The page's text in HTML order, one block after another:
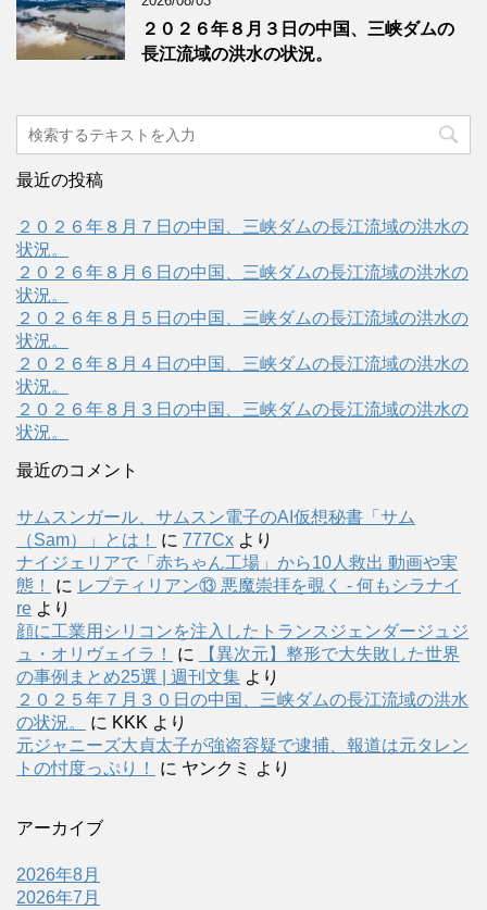
２０２６年８月３日の中国、三峡ダムの
長江流域の洪水の状況。
最近の投稿
２０２６年８月７日の中国、三峡ダムの長江流域の洪水の
状況。
２０２６年８月６日の中国、三峡ダムの長江流域の洪水の
状況。
２０２６年８月５日の中国、三峡ダムの長江流域の洪水の
状況。
２０２６年８月４日の中国、三峡ダムの長江流域の洪水の
状況。
２０２６年８月３日の中国、三峡ダムの長江流域の洪水の
状況。
最近のコメント
サムスンガール、サムスン電子のAI仮想秘書「サム
（Sam）」とは！
に 777Cx より
ナイジェリアで「赤ちゃん工場」から10人救出 動画や実
態！
に レプティリアン⑬ 悪魔崇拝を覗く - 何もシラナイ
re より
顔に工業用シリコンを注入したトランスジェンダージュジ
ュ・オリヴェイラ！
に
【異次元】整形で大失敗した世界
の事例まとめ25選 | 週刊文集 より
２０２５年７月３０日の中国、三峡ダムの長江流域の洪水
の状況。
に KKK より
元ジャニーズ大貞太子が強盗容疑で逮捕、報道は元タレン
トの忖度っぷり！
に ヤンクミ より
アーカイブ
2026年8月
2026年7月